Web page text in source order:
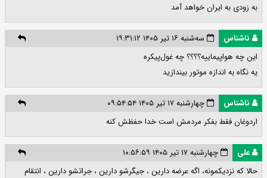
به زودی به ایران خواهد آمد
ناشناس
سه‌شنبه ۱۶ تیر ۱۴۰۵ ۱۹:۳۱:۱۲
این چه هواپیماییه؟؟؟؟ چه غول‌پیکره
یه نگاه به اندازه موتور بیندازید
ناشناس
چهارشنبه ۱۷ تیر ۱۴۰۵ ۰۹:۵۴:۵۴
اردوغان فقط بفکر مردمش است خدا حفظش کنه
علی
چهارشنبه ۱۷ تیر ۱۴۰۵ ۱۰:۵۶:۵۹
حالا که نزدیکمونه، اگه عرضه دارین ، جیگرشو دارین ، جراتشو دارین ، انتقام